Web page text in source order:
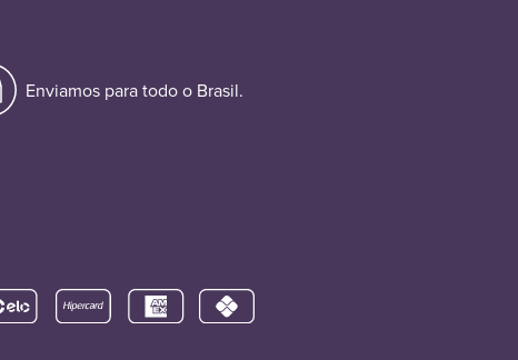
Enviamos para todo o Brasil.